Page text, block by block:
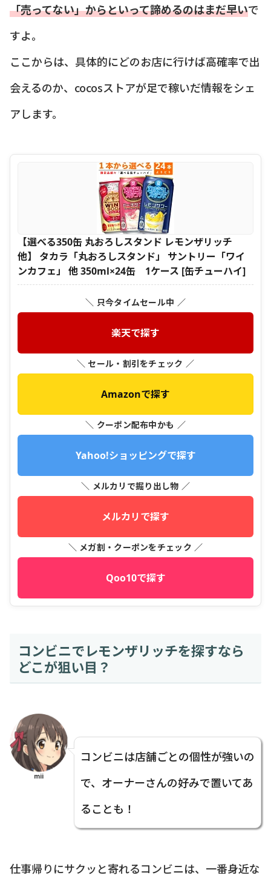
「売ってない」からといって諦めるのはまだ早いで
すよ。
ここからは、具体的にどのお店に行けば高確率で出
会えるのか、cocosストアが足で稼いだ情報をシェ
アします。
【選べる350缶 丸おろしスタンド レモンザリッチ
他】 タカラ「丸おろしスタンド」 サントリー「ワイ
ンカフェ」 他 350ml×24缶 1ケース [缶チューハイ]
＼ 只今タイムセール中 ／
楽天で探す
＼ セール・割引をチェック ／
Amazonで探す
＼ クーポン配布中かも ／
Yahoo!ショッピングで探す
＼ メルカリで掘り出し物 ／
メルカリで探す
＼ メガ割・クーポンをチェック ／
Qoo10で探す
コンビニでレモンザリッチを探すなら
どこが狙い目？
mii
コンビニは店舗ごとの個性が強いの
で、オーナーさんの好みで置いてあ
ることも！
仕事帰りにサクッと寄れるコンビニは、一番身近な